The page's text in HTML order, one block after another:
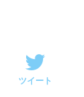
ツイート